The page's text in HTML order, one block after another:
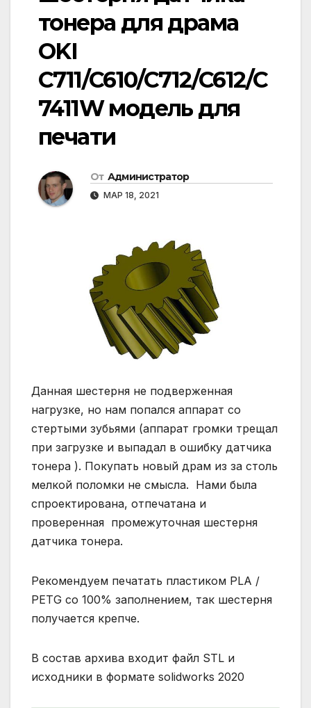
тонера для драма
OKI
C711/C610/C712/C612/C
7411W модель для
печати
От Администратор
МАР 18, 2021
Данная шестерня не подверженная
нагрузке, но нам попался аппарат со
стертыми зубьями (аппарат громки трещал
при загрузке и выпадал в ошибку датчика
тонера ). Покупать новый драм из за столь
мелкой поломки не смысла. Нами была
спроектирована, отпечатана и
проверенная промежуточная шестерня
датчика тонера.
Рекомендуем печатать пластиком PLA /
PETG со 100% заполнением, так шестерня
получается крепче.
В состав архива входит файл STL и
исходники в формате solidworks 2020